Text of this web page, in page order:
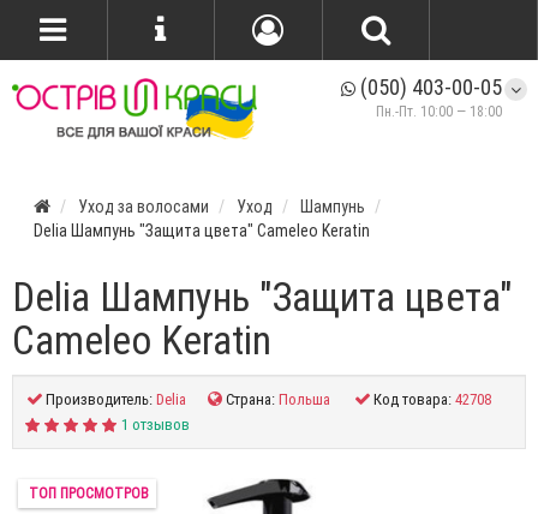
(050) 403-00-05
Пн.-Пт. 10:00 — 18:00
Уход за волосами Уход
Шампунь
Delia Шампунь "Защита цвета" Cameleo Keratin
Delia Шампунь "Защита цвета"
Cameleo Keratin
Производитель:Delia Страна:Польша Код товара:42708
1 отзывов
ТОП ПРОСМОТРОВ